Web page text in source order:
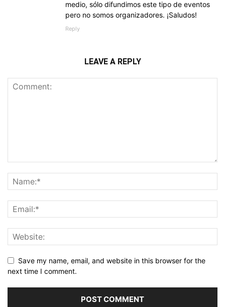
medio, sólo difundimos este tipo de eventos
pero no somos organizadores. ¡Saludos!
Reply
LEAVE A REPLY
Save my name, email, and website in this browser for the
next time I comment.